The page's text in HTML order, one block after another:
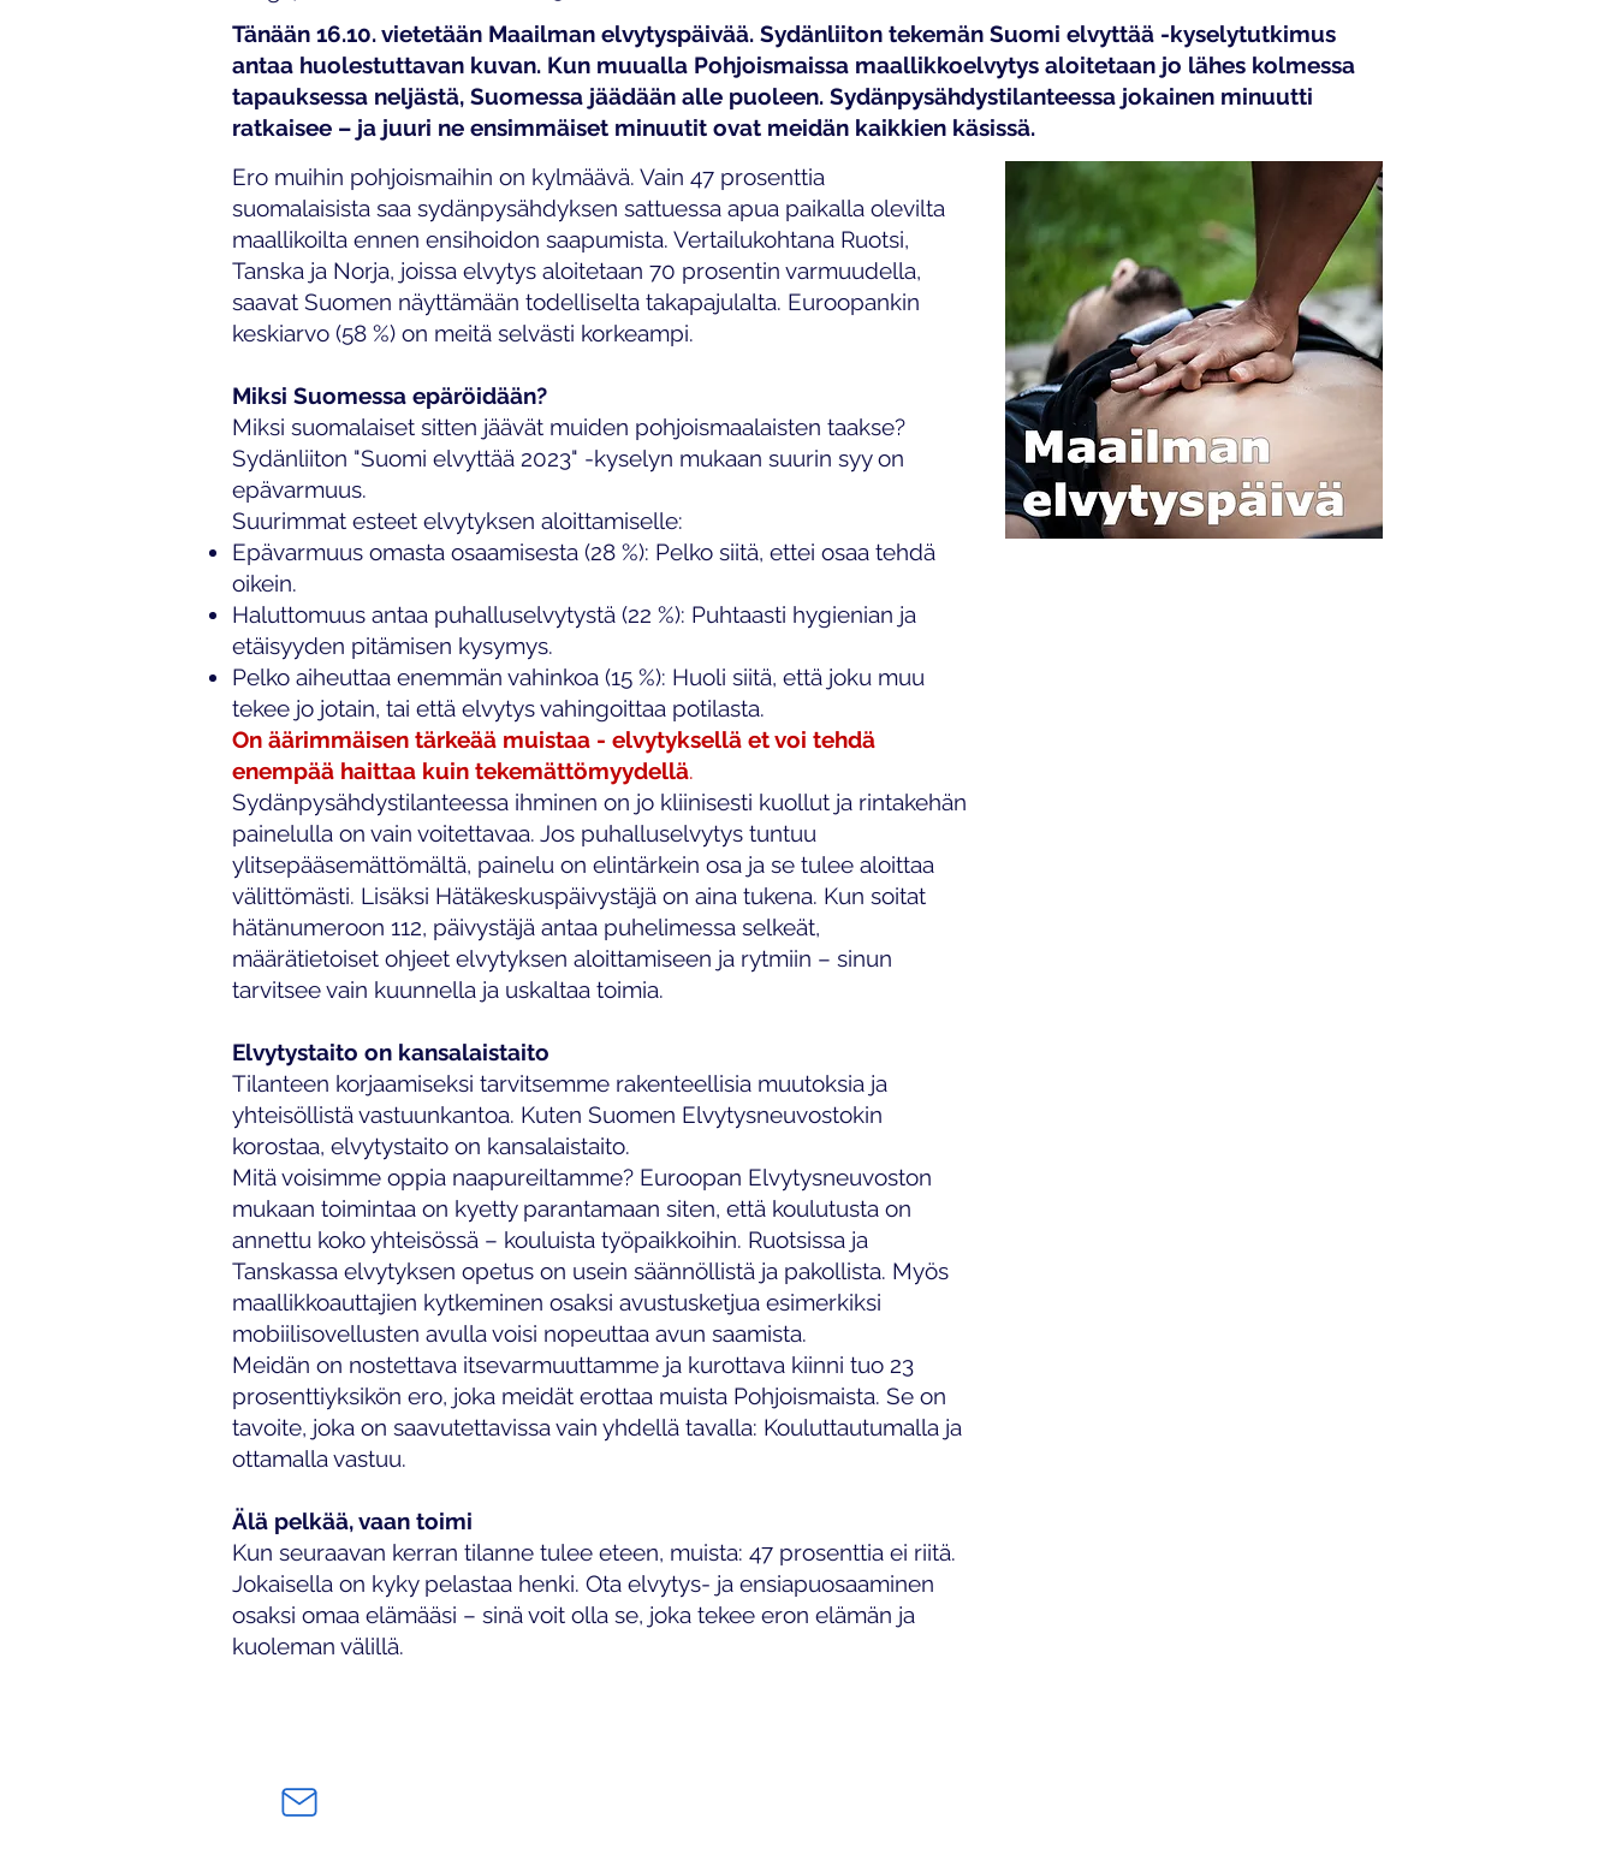
Tänään 16.10. vietetään Maailman elvytyspäivää. Sydänliiton tekemän Suomi elvyttää -kyselytutkimus
antaa huolestuttavan kuvan. Kun muualla Pohjoismaissa maallikkoelvytys aloitetaan jo lähes kolmessa
tapauksessa neljästä, Suomessa jäädään alle puoleen. Sydänpysähdystilanteessa jokainen minuutti
ratkaisee – ja juuri ne ensimmäiset minuutit ovat meidän kaikkien käsissä.
Ero muihin pohjoismaihin on kylmäävä. Vain 47 prosenttia
suomalaisista saa sydänpysähdyksen sattuessa apua paikalla olevilta
maallikoilta ennen ensihoidon saapumista. Vertailukohtana Ruotsi,
Tanska ja Norja, joissa elvytys aloitetaan 70 prosentin varmuudella,
saavat Suomen näyttämään todelliselta takapajulalta. Euroopankin
keskiarvo (58 %) on meitä selvästi korkeampi.
Miksi Suomessa epäröidään?
Miksi suomalaiset sitten jäävät muiden pohjoismaalaisten taakse?
Sydänliiton "Suomi elvyttää 2023" -kyselyn mukaan suurin syy on
epävarmuus.
Suurimmat esteet elvytyksen aloittamiselle:
Epävarmuus omasta osaamisesta (28 %): Pelko siitä, ettei osaa tehdä
oikein.
Haluttomuus antaa puhalluselvytystä (22 %): Puhtaasti hygienian ja
etäisyyden pitämisen kysymys.
Pelko aiheuttaa enemmän vahinkoa (15 %): Huoli siitä, että joku muu
tekee jo jotain, tai että elvytys vahingoittaa potilasta.
On äärimmäisen tärkeää muistaa - elvytyksellä et voi tehdä
enempää haittaa kuin tekemättömyydellä.
Sydänpysähdystilanteessa ihminen on jo kliinisesti kuollut ja rintakehän
painelulla on vain voitettavaa. Jos puhalluselvytys tuntuu
ylitsepääsemättömältä, painelu on elintärkein osa ja se tulee aloittaa
välittömästi. Lisäksi Hätäkeskuspäivystäjä on aina tukena. Kun soitat
hätänumeroon 112, päivystäjä antaa puhelimessa selkeät,
määrätietoiset ohjeet elvytyksen aloittamiseen ja rytmiin – sinun
tarvitsee vain kuunnella ja uskaltaa toimia.
Elvytystaito on kansalaistaito
Tilanteen korjaamiseksi tarvitsemme rakenteellisia muutoksia ja
yhteisöllistä vastuunkantoa. Kuten Suomen Elvytysneuvostokin
korostaa, elvytystaito on kansalaistaito.
Mitä voisimme oppia naapureiltamme? Euroopan Elvytysneuvoston
mukaan toimintaa on kyetty parantamaan siten, että koulutusta on
annettu koko yhteisössä – kouluista työpaikkoihin. Ruotsissa ja
Tanskassa elvytyksen opetus on usein säännöllistä ja pakollista. Myös
maallikkoauttajien kytkeminen osaksi avustusketjua esimerkiksi
mobiilisovellusten avulla voisi nopeuttaa avun saamista.
Meidän on nostettava itsevarmuuttamme ja kurottava kiinni tuo 23
prosenttiyksikön ero, joka meidät erottaa muista Pohjoismaista. Se on
tavoite, joka on saavutettavissa vain yhdellä tavalla: Kouluttautumalla ja
ottamalla vastuu.
Älä pelkää, vaan toimi
Kun seuraavan kerran tilanne tulee eteen, muista: 47 prosenttia ei riitä.
Jokaisella on kyky pelastaa henki. Ota elvytys- ja ensiapuosaaminen
osaksi omaa elämääsi – sinä voit olla se, joka tekee eron elämän ja
kuoleman välillä.